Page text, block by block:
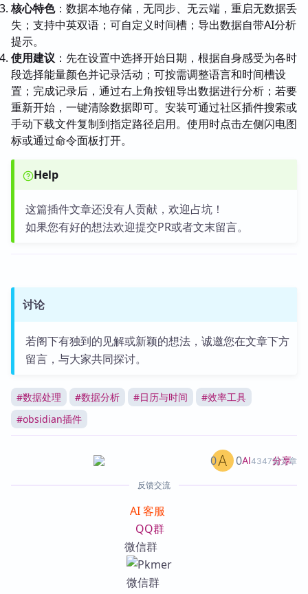
核心特色：数据本地存储，无同步、无云端，重启无数据丢
失；支持中英双语；可自定义时间槽；导出数据自带AI分析
提示。
使用建议 ：先在设置中选择开始日期，根据自身感受为各时
段选择能量颜色并记录活动；可按需调整语言和时间槽设
置；完成记录后，通过右上角按钮导出数据进行分析；若要
重新开始，一键清除数据即可。安装可通过社区插件搜索或
手动下载文件复制到指定路径启用。使用时点击左侧闪电图
标或通过命令面板打开。
Help
这篇插件文章还没有人贡献，欢迎占坑！
如果您有好的想法欢迎提交PR或者文末留言。
讨论
若阁下有独到的见解或新颖的想法，诚邀您在文章下方
留言，与大家共同探讨。
#数据处理 #数据分析 #日历与时间 #效率工具
#obsidian插件
AI4347篇文章
0 0 分享
反馈交流
AI 客服
QQ群
微信群